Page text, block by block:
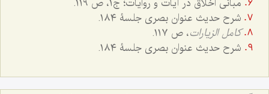
شرح حدیث عنوان بصری جلسۀ ١٨٤.
کامل الزیارات، ص ١١٧.
شرح حدیث عنوان بصری جلسۀ ١٨٤.